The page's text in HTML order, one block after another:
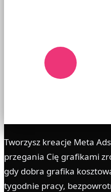
Tworzysz kreacje Meta
przegania Cię grafikami
gdy dobra grafika
tygodnie pracy,